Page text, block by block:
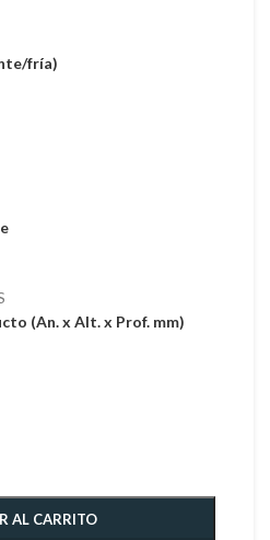
fría)
(An. x Alt. x Prof. mm)
AL CARRITO